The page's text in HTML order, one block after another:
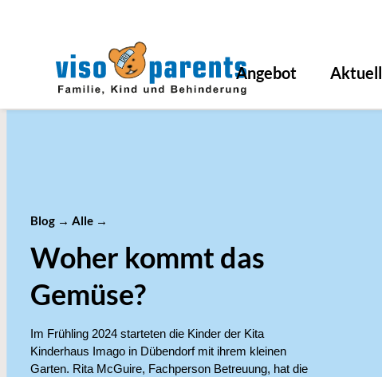
Angebot Aktuell
Blog → Alle →
Woher kommt das
Gemüse?
Im Frühling 2024 starteten die Kinder der Kita
Kinderhaus Imago in Dübendorf mit ihrem kleinen
Garten. Rita McGuire, Fachperson Betreuung, hat die